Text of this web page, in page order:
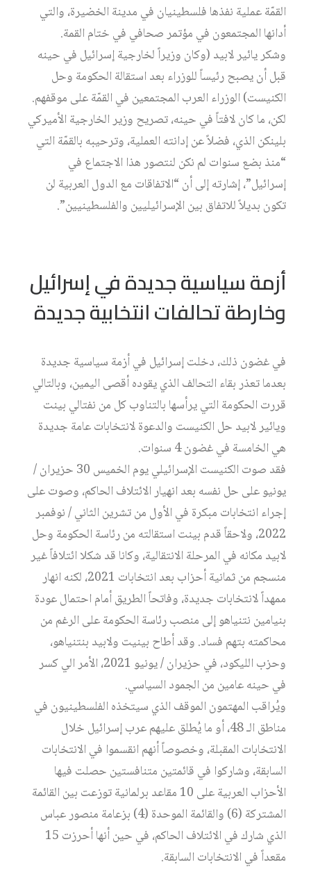
القمّة عملية نفذها فلسطينيان في مدينة الخضيرة، والتي
أدانها المجتمعون في مؤتمر صحافي في ختام القمة.
وشكر يائير لابيد (وكان وزيراً لخارجية إسرائيل في حينه
قبل أن يصبح رئيساً للوزراء بعد استقالة الحكومة وحل
الكنيست) الوزراء العرب المجتمعين في القمّة على موقفهم.
لكن، ما كان لافتاً في حينه، تصريح وزير الخارجية الأميركي
بلينكن الذي، فضلاً عن إدانته العملية، وترحيبه بالقمّة التي
“منذ بضع سنوات لم نكن لنتصور هذا الاجتماع في
إسرائيل”، إشارته إلى أن “الاتفاقات مع الدول العربية لن
تكون بديلاً للاتفاق بين الإسرائيليين والفلسطينيين”.
أزمة سياسية جديدة في إسرائيل
وخارطة تحالفات انتخابية جديدة
في غضون ذلك، دخلت إسرائيل في أزمة سياسية جديدة
بعدما تعذر بقاء التحالف الذي يقوده أقصى اليمين، وبالتالي
قررت الحكومة التي يرأسها بالتناوب كل من نفتالي بينت
ويائير لابيد حل الكنيست والدعوة لانتخابات عامة جديدة
هي الخامسة في غضون 4 سنوات.
فقد صوت الكنيست الإسرائيلي يوم الخميس 30 حزيران /
يونيو على حل نفسه بعد انهيار الائتلاف الحاكم، وصوت على
إجراء انتخابات مبكرة في الأول من تشرين الثاني / نوفمبر
2022، ولاحقاً قدم بينت استقالته من رئاسة الحكومة وحل
لابيد مكانه في المرحلة الانتقالية، وكانا قد شكلا ائتلافاً غير
منسجم من ثمانية أحزاب بعد انتخابات 2021، لكنه انهار
ممهداً لانتخابات جديدة، وفاتحاً الطريق أمام احتمال عودة
بنيامين نتنياهو إلى منصب رئاسة الحكومة على الرغم من
محاكمته بتهم فساد. وقد أطاح بينيت ولابيد بنتنياهو،
وحزب الليكود، في حزيران / يونيو 2021، الأمر الي كسر
في حينه عامين من الجمود السياسي.
ويُراقب المهتمون الموقف الذي سيتخذه الفلسطينيون في
مناطق الـ 48، أو ما يُطلق عليهم عرب إسرائيل خلال
الانتخابات المقبلة، وخصوصاً أنهم انقسموا في الانتخابات
السابقة، وشاركوا في قائمتين متنافستين حصلت فيها
الأحزاب العربية على 10 مقاعد برلمانية توزعت بين القائمة
المشتركة (6) والقائمة الموحدة (4) بزعامة منصور عباس
الذي شارك في الائتلاف الحاكم، في حين أنها أحرزت 15
مقعداً في الانتخابات السابقة.